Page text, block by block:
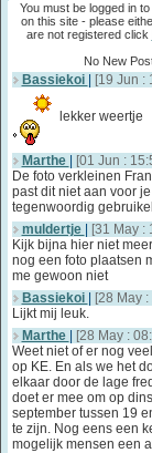
You must be logged in
on this site - please
are not registered click
No New
Bassiekoi [19 Jun :
lekker weertje
Marthe
[01 Jun :
De foto verkleinen
past dit niet aan voor
tegenwoordig
muldertje
[31 May :
Kijk bijna hier niet
nog een foto plaatsen
me gewoon niet
Bassiekoi
[28 May
Lijkt mij leuk.
Marthe
[28 May :
Weet niet of er nog
op KE. En als we het
elkaar door de lage
doet er mee om op
september tussen 19
te zijn. Nog eens een
mogelijk mensen een